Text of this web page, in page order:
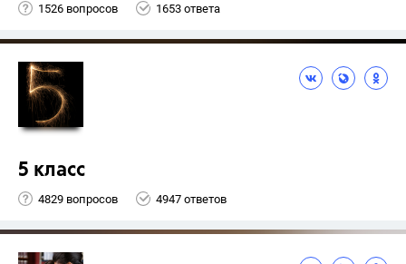
1526 вопросов 1653 ответа
5 класс
4829 вопросов 4947 ответов